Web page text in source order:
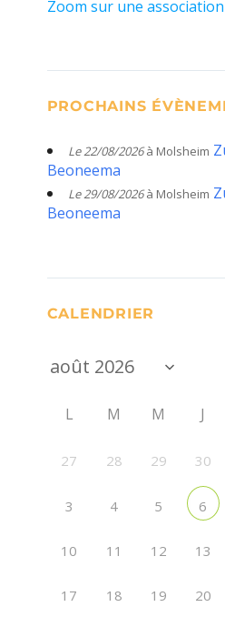
Zoom sur une association
PROCHAINS
Le 22/08/2026à Molsheim
Beoneema
Le 29/08/2026à Molsheim
Beoneema
CALENDRIER
L M M J
27 28 29 30
3 4 5 6
10 11 12 13
17 18 19 20